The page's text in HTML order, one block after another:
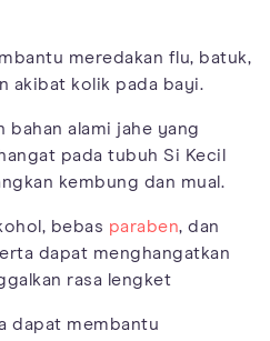
meredakan flu, batuk,
akibat kolik pada bayi.
bahan alami jahe yang
pada tubuh Si Kecil
kembung dan mual.
bebas paraben, dan
dapat menghangatkan
rasa lengket
dapat membantu